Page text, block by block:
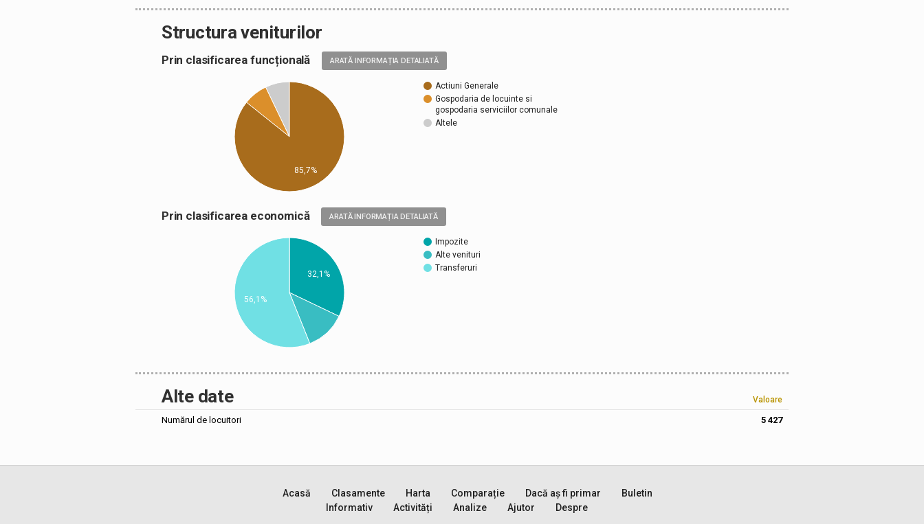
Structura veniturilor
Prin clasificarea funcțională ARATĂ INFORMAȚIA DETALIATĂ
Actiuni Generale
Gospodaria de locuinte si
gospodaria serviciilor comunale
Altele
85,7%
Prin clasificarea economică ARATĂ INFORMAȚIA DETALIATĂ
Impozite
Alte venituri
Transferuri
32,1%
56,1%
Alte date Valoare
Numărul de locuitori 5 427
Acasă Clasamente Harta Comparație Dacă aș fi primar
Buletin
Informativ
Activități Analize Ajutor Despre